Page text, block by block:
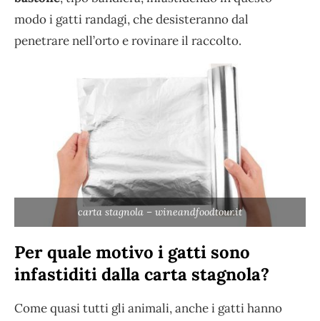
modo i gatti randagi, che desisteranno dal
penetrare nell’orto e rovinare il raccolto.
carta stagnola – wineandfoodtour.it
Per quale motivo i gatti sono
infastiditi dalla carta stagnola?
Come quasi tutti gli animali, anche i gatti hanno